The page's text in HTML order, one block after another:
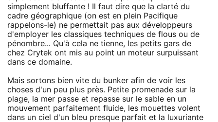
simplement bluffante ! Il faut dire que la clarté du
cadre géographique (on est en plein Pacifique
rappelons-le) ne permettait pas aux développeurs
d'employer les classiques techniques de flous ou de
pénombre... Qu'à cela ne tienne, les petits gars de
chez Crytek ont mis au point un moteur surpuissant
dans ce domaine.
Mais sortons bien vite du bunker afin de voir les
choses d'un peu plus près. Petite promenade sur la
plage, la mer passe et repasse sur le sable en un
mouvement parfaitement fluide, les mouettes volent
dans un ciel d'un bleu presque parfait et la luxuriante